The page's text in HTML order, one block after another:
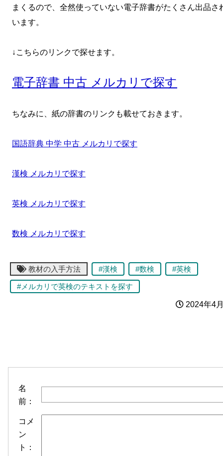
まくるので、全然使っていない電子辞書がたくさん出品さ
います。
↓こちらのリンクで探せます。
電子辞書 中古 メルカリで探す
ちなみに、紙の辞書のリンクも載せておきます。
国語辞典 中学 中古 メルカリで探す
漢検 メルカリで探す
英検 メルカリで探す
数検 メルカリで探す
教材の入手方法 #漢検 #数検 #英検
#メルカリで英検のテキストを探す
2024年4
名
前：
コメ
ン
ト：